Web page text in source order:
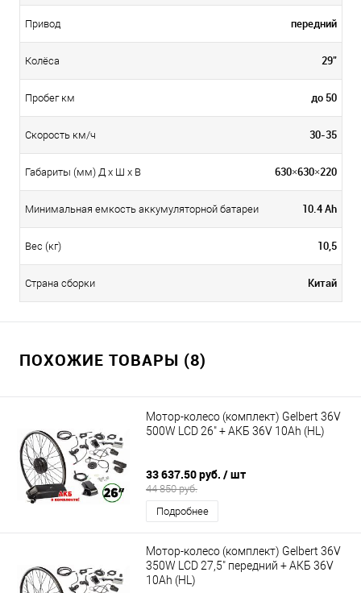
Привод передний
Колёса 29"
Пробег км до 50
Скорость км/ч 30-35
Габариты (мм) Д x Ш x В 630×630×220
Минимальная емкость аккумуляторной батареи 10.4 Ah
Вес (кг) 10,5
Страна сборки Китай
ПОХОЖИЕ ТОВАРЫ (8)
Мотор-колесо (комплект) Gelbert 36V
500W LCD 26" + АКБ 36V 10Ah (HL)
33 637.50 руб. / шт
44 850 руб.
Подробнее
Мотор-колесо (комплект) Gelbert 36V
350W LCD 27,5" передний + АКБ 36V
10Ah (HL)